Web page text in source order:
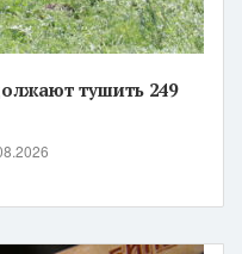
тушить 249